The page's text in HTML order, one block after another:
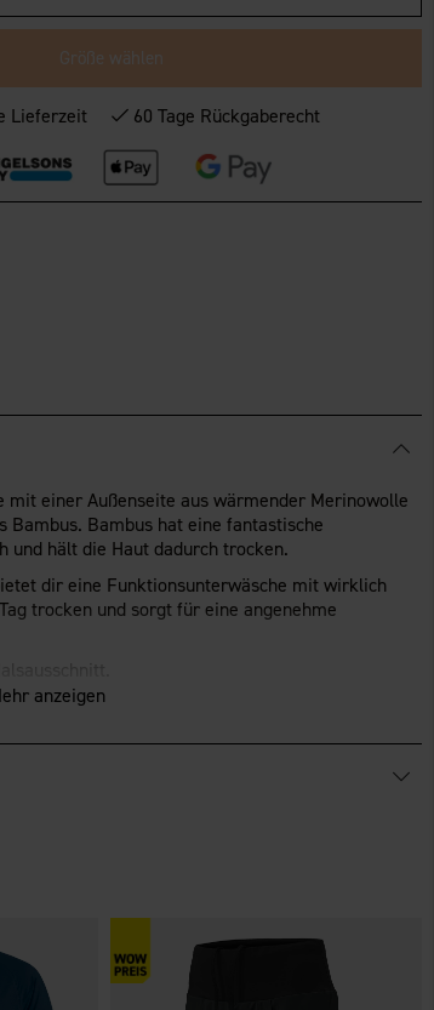
Größe wählen
Lieferzeit 60 Tage Rückgaberecht
einer Außenseite aus wärmender Merinowolle
Bambus. Bambus hat eine fantastische
und hält die Haut dadurch trocken.
dir eine Funktionsunterwäsche mit wirklich
trocken und sorgt für eine angenehme
Aktivitäten wie Schlittenfahren, Skifahren,
anzeigen